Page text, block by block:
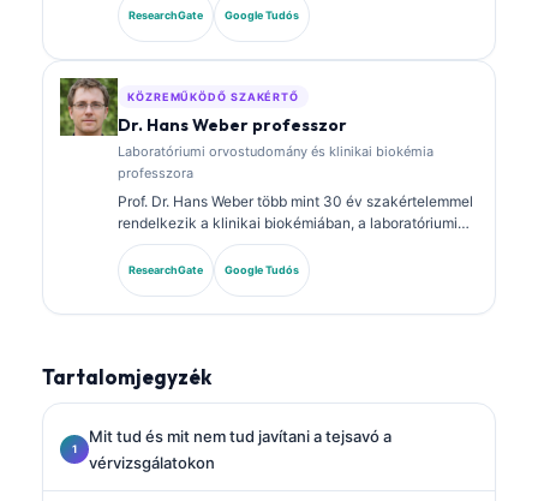
Klinikai kémiai szakterületi képesítésekkel
rendelkezik, és kiterjedten publikált biomarker-
ResearchGate Google Tudós
KÖZREMŰKÖDŐ SZAKÉRTŐ
Dr. Hans Weber professzor
Laboratóriumi orvostudomány és klinikai biokémia
professzora
Prof. Dr. Hans Weber több mint 30 év szakértelemmel
rendelkezik a klinikai biokémiában, a laboratóriumi
orvostudományban és a biomarker-kutatásban. A
Német Klinikai Kémiai Társaság korábbi elnöke, és a
diagnosztikai panel-elemzésre, a biomarkerek
ResearchGate Google Tudós
Tartalomjegyzék
Mit tud és mit nem tud javítani a tejsavó a
vérvizsgálatokon